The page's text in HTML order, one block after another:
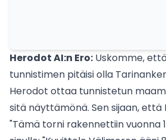
Herodot AI:n Ero: Uskomme,
tunnistimen pitäisi olla
Herodot ottaa tunnistetun
sitä näyttämönä. Sen sijaan, että
"Tämä torni rakennettiin vuonna